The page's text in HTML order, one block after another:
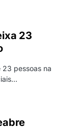
23
23 pessoas na